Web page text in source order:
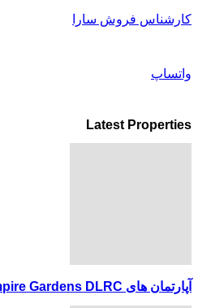
کارشناس فروش سارا
واتساپ
Latest Properties
آپارتمان های Empire Gardens DLRC